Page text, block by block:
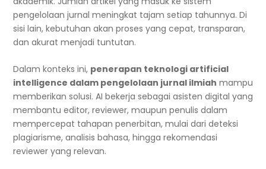
pengelolaan jurnal meningkat tajam setiap tahunnya. Di
sisi lain, kebutuhan akan proses yang cepat, transparan,
dan akurat menjadi tuntutan.
Dalam konteks ini, penerapan teknologi artificial
intelligence dalam pengelolaan jurnal ilmiah mampu
memberikan solusi. AI bekerja sebagai asisten digital yang
membantu editor, reviewer, maupun penulis dalam
mempercepat tahapan penerbitan, mulai dari deteksi
plagiarisme, analisis bahasa, hingga rekomendasi
reviewer yang relevan.